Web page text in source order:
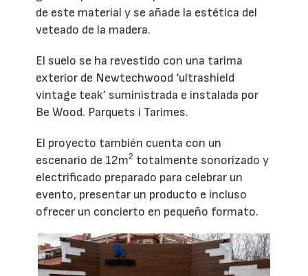
de este material y se añade la estética del
veteado de la madera.
El suelo se ha revestido con una tarima
exterior de Newtechwood ‘ultrashield
vintage teak’ suministrada e instalada por
Be Wood. Parquets i Tarimes.
El proyecto también cuenta con un
escenario de 12m2 totalmente sonorizado y
electrificado preparado para celebrar un
evento, presentar un producto e incluso
ofrecer un concierto en pequeño formato.